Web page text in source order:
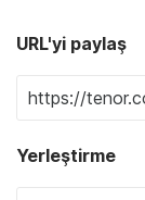
URL'yi paylaş
Yerleştirme